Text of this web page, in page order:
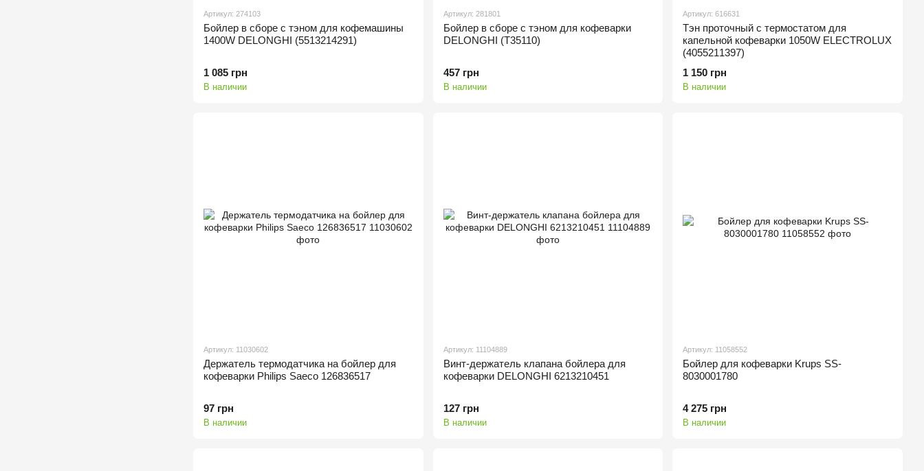
Артикул: 274103
Бойлер в сборе с тэном для кофемашины
1400W DELONGHI (5513214291)
1 085 грн
В наличии
Артикул: 281801
Бойлер в сборе с тэном для кофеварки
DELONGHI (T35110)
457 грн
В наличии
Артикул: 616631
Тэн проточный с термостатом для
капельной кофеварки 1050W ELECTROLUX
(4055211397)
1 150 грн
В наличии
Артикул: 11030602
Держатель термодатчика на бойлер для
кофеварки Philips Saeco 126836517
97 грн
В наличии
Артикул: 11104889
Винт-держатель клапана бойлера для
кофеварки DELONGHI 6213210451
127 грн
В наличии
Артикул: 11058552
Бойлер для кофеварки Krups SS-
8030001780
4 275 грн
В наличии